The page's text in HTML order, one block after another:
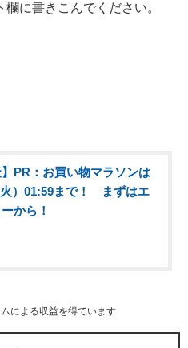
に書きこんでください。
】PR：お買い物マラソンは
）01:59まで！ まずはエ
から！
による収益を得ています